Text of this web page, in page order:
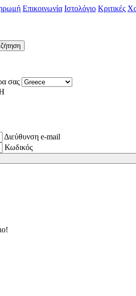
Επικοινωνία Ιστολόγιο Κριτικές
σας
Διεύθυνση e-mail
Κωδικός